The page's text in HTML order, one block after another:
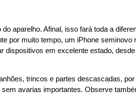
aparelho. Afinal, isso fará toda a
por muito tempo, um iPhone seminovo
em excelente estado,
trincos e partes descascadas,
avarias importantes. Observe